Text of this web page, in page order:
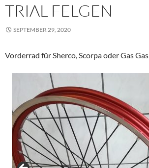
TRIAL FELGEN
SEPTEMBER 29, 2020
Vorderrad für Sherco, Scorpa oder Gas Gas